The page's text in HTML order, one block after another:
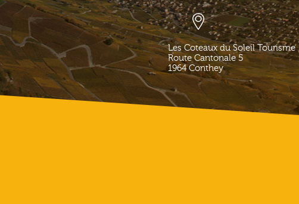
Les Coteaux du Soleil Tourisme
Route Cantonale 5
1964 Conthey